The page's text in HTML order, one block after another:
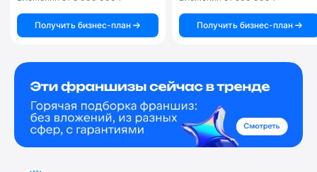
Получить бизнес-план Получить бизнес-план